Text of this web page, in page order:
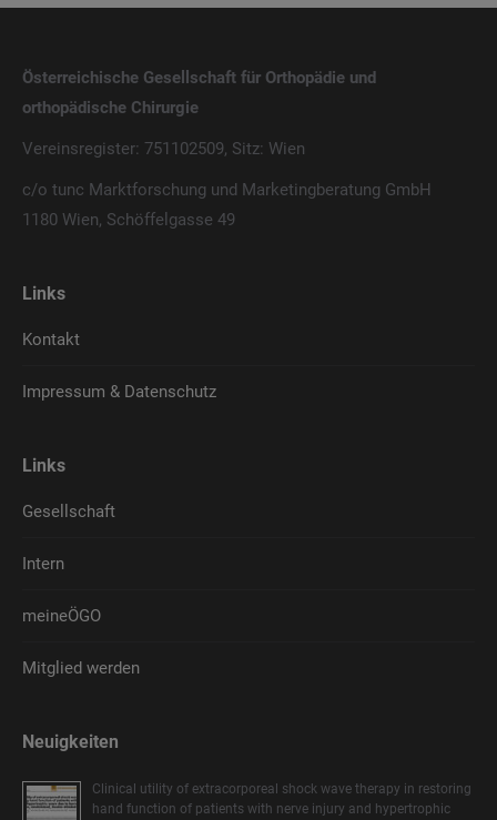
Österreichische Gesellschaft für Orthopädie und
orthopädische Chirurgie
Vereinsregister: 751102509, Sitz: Wien
c/o tunc Marktforschung und Marketingberatung GmbH
1180 Wien, Schöffelgasse 49
Links
Kontakt
Impressum & Datenschutz
Links
Gesellschaft
Intern
meineÖGO
Mitglied werden
Neuigkeiten
Clinical utility of extracorporeal shock wave therapy in restoring
hand function of patients with nerve injury and hypertrophic